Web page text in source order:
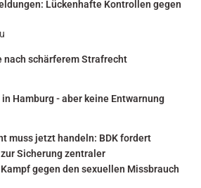
Lückenhafte Kontrollen gegen
nach schärferem Strafrecht
Hamburg - aber keine Entwarnung
muss jetzt handeln: BDK fordert
Sicherung zentraler
gegen den sexuellen Missbrauch